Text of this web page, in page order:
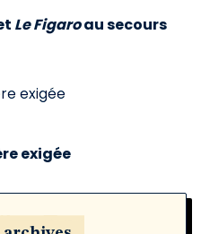
Le Figaroau secours
exigée